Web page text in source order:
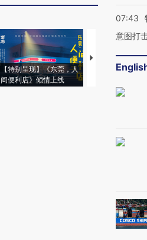
【特别呈现】《东莞，人
间便利店》倾情上线
【推广】走进第
会，让数智科技
07:43
意图打